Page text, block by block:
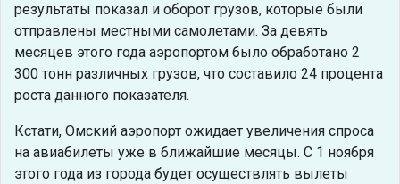
результаты показал и оборот грузов, которые были
отправлены местными самолетами. За девять
месяцев этого года аэропортом было обработано 2
300 тонн различных грузов, что составило 24 процента
роста данного показателя.
Кстати, Омский аэропорт ожидает увеличения спроса
на авиабилеты уже в ближайшие месяцы. С 1 ноября
этого года из города будет осуществлять вылеты